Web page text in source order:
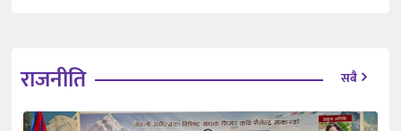
राजनीति सबै